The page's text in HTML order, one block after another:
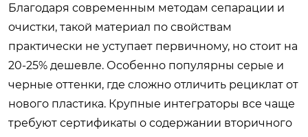
Благодаря современным методам сепарации и
очистки, такой материал по свойствам
практически не уступает первичному, но стоит на
20-25% дешевле. Особенно популярны серые и
черные оттенки, где сложно отличить рециклат от
нового пластика. Крупные интеграторы все чаще
требуют сертификаты о содержании вторичного